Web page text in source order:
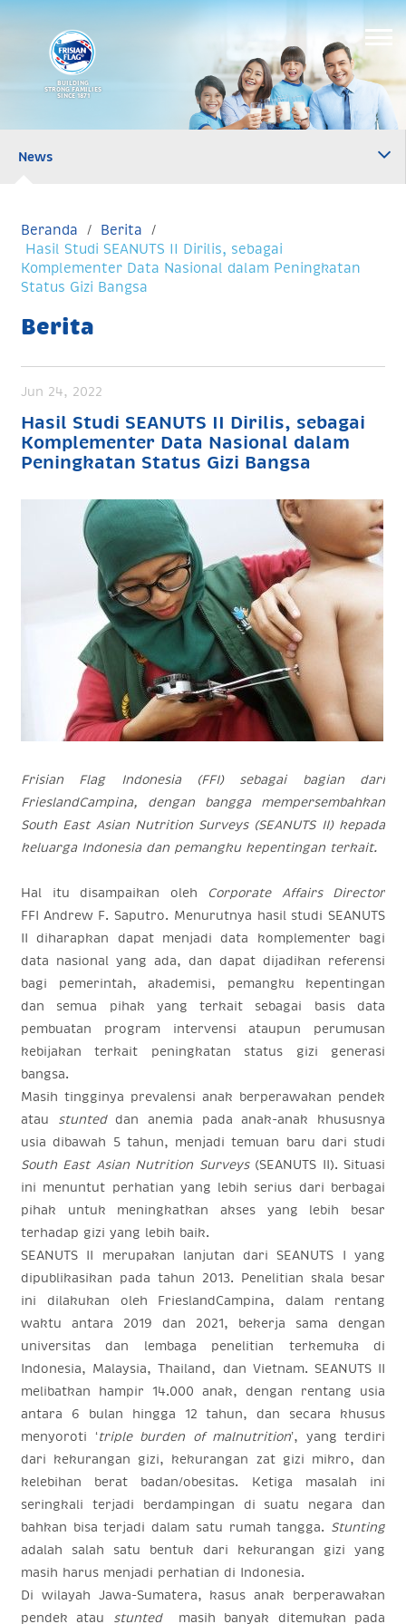
BUILDING
STRONG FAMILIES
SINCE 1871
News
Beranda
Berita
Hasil Studi SEANUTS II Dirilis, sebagai
Komplementer Data Nasional dalam Peningkatan
Status Gizi Bangsa
Berita
Jun 24, 2022
Hasil Studi SEANUTS II Dirilis, sebagai
Komplementer Data Nasional dalam
Peningkatan Status Gizi Bangsa
Frisian Flag Indonesia (FFI) sebagai bagian dari
FrieslandCampina, dengan bangga mempersembahkan
South East Asian Nutrition Surveys (SEANUTS II) kepada
keluarga Indonesia dan pemangku kepentingan terkait.
Hal itu disampaikan oleh
Corporate Affairs Director
FFI
Andrew F. Saputro. Menurutnya hasil studi SEANUTS
II diharapkan dapat menjadi data komplementer bagi
data nasional yang ada, dan dapat dijadikan referensi
bagi pemerintah, akademisi, pemangku kepentingan
dan semua pihak yang terkait sebagai basis data
pembuatan program intervensi ataupun perumusan
kebijakan terkait peningkatan status gizi generasi
bangsa.
Masih tingginya prevalensi anak berperawakan pendek
atau stunteddan anemia pada anak-anak khususnya
usia dibawah 5 tahun, menjadi temuan baru dari studi
South East Asian Nutrition Surveys(SEANUTS II). Situasi
ini menuntut perhatian yang lebih serius dari berbagai
pihak untuk meningkatkan akses yang lebih besar
terhadap gizi yang lebih baik.
SEANUTS II merupakan lanjutan dari SEANUTS I yang
dipublikasikan pada tahun 2013. Penelitian skala besar
ini dilakukan oleh FrieslandCampina, dalam rentang
waktu antara 2019 dan 2021, bekerja sama dengan
universitas dan lembaga penelitian terkemuka di
Indonesia, Malaysia, Thailand, dan Vietnam. SEANUTS II
melibatkan hampir 14.000 anak, dengan rentang usia
antara 6 bulan hingga 12 tahun, dan secara khusus
menyoroti ‘triple burden of malnutrition’, yang terdiri
dari kekurangan gizi, kekurangan zat gizi mikro, dan
kelebihan berat badan/obesitas. Ketiga masalah ini
seringkali terjadi berdampingan di suatu negara dan
bahkan bisa terjadi dalam satu rumah tangga. Stunting
adalah salah satu bentuk dari kekurangan gizi yang
masih harus menjadi perhatian di Indonesia.
Di wilayah Jawa-Sumatera, kasus anak berperawakan
pendek atau
stuntedmasih banyak ditemukan pada